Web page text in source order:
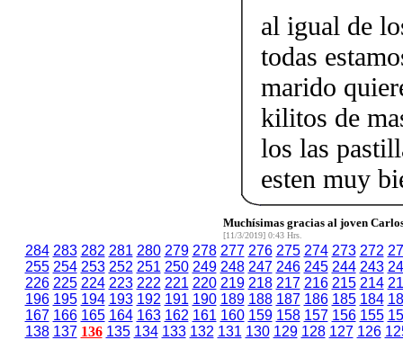
al igual de
todas
marido
kilitos de
los las
esten muy
Muchísimas gracias al joven
[11/3/2019] 0:43 Hrs.
284 283 282 281 280 279 278 277 276 275 274 273 272
255 254 253 252 251 250 249 248 247 246 245 244 243
226 225 224 223 222 221 220 219 218 217 216 215 214
196 195 194 193 192 191 190 189 188 187 186 185 184
167 166 165 164 163 162 161 160 159 158 157 156 155
138 137 136 135 134 133 132 131 130 129 128 127 126